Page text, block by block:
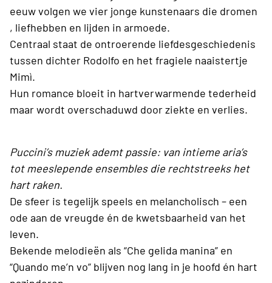
eeuw volgen we vier jonge kunstenaars die dromen
, liefhebben en lijden in armoede.
Centraal staat de ontroerende liefdesgeschiedenis
tussen dichter Rodolfo en het fragiele naaistertje
Mimì.
Hun romance bloeit in hartverwarmende tederheid
maar wordt overschaduwd door ziekte en verlies.
Puccini’s muziek ademt passie: van intieme aria’s
tot meeslepende ensembles die rechtstreeks het
hart raken.
De sfeer is tegelijk speels en melancholisch – een
ode aan de vreugde én de kwetsbaarheid van het
leven.
Bekende melodieën als “Che gelida manina” en
“Quando me’n vo” blijven nog lang in je hoofd én hart